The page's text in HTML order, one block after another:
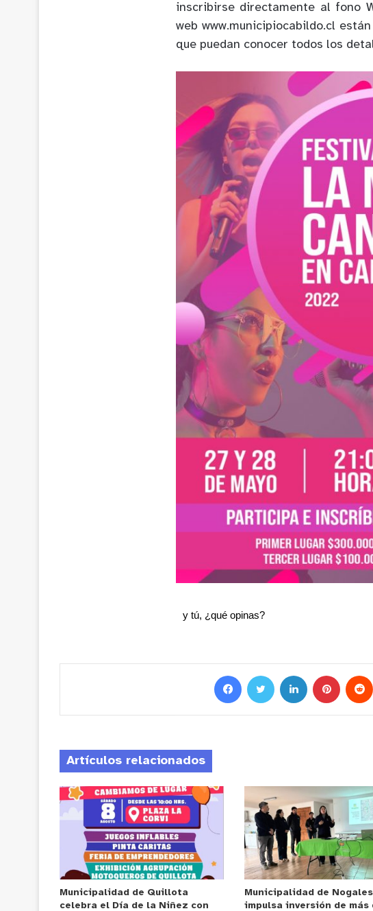
inscribirse directamente al fono
webwww.municipiocabildo.cl
que puedan conocer todos los
y tú, ¿qué opinas?
Artículos relacionados
Municipalidad de Quillota
celebra el Día de la Niñez con
Municipalidad de Nogales
impulsa inversión de más